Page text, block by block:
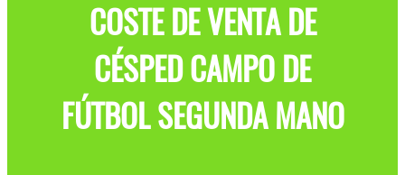
COSTE DE VENTA DE
CÉSPED CAMPO DE
FÚTBOL SEGUNDA MANO